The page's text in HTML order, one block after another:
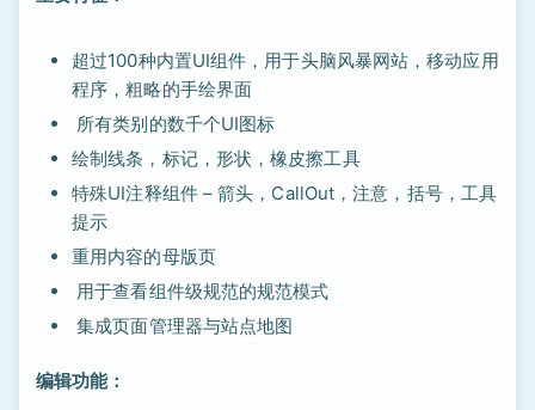
超过100种内置UI组件，用于头脑风暴网站，移动应用
程序，粗略的手绘界面
所有类别的数千个UI图标
绘制线条，标记，形状，橡皮擦工具
特殊UI注释组件 – 箭头，CallOut，注意，括号，工具
提示
重用内容的母版页
用于查看组件级规范的规范模式
集成页面管理器与站点地图
编辑功能：